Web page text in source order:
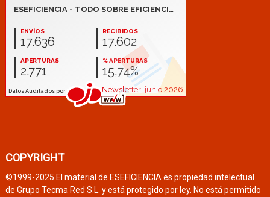
COPYRIGHT
©1999-2025 El material de ESEFICIENCIA es propiedad intelectual
de Grupo Tecma Red S.L. y está protegido por ley. No está permitido